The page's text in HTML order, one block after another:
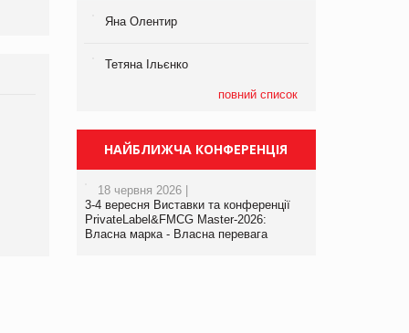
Брагина Людмила
Просування компанії на
www.trademaster.ua.
правила. Особливості.
Яна Олентир
Тетяна Ільєнко
повний список
НАЙБЛИЖЧА КОНФЕРЕНЦІЯ
18 червня 2026 |
3-4 вересня Виставки та конференції
PrivateLabel&FMCG Master-2026:
Власна марка - Власна перевага